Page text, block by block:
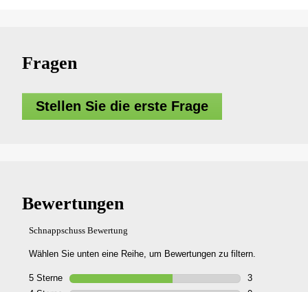
Fragen
Stellen Sie die erste Frage